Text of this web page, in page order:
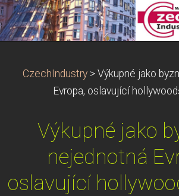
CzechIndustry > Výkupné jako
Evropa, oslavující
Výkupné jako
nejednotná
oslavující